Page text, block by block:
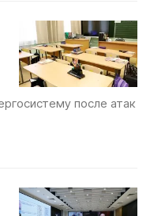
после атак